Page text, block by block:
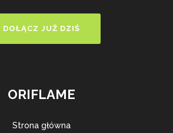
DOŁĄCZ JUŻ DZIŚ
ORIFLAME
Strona główna